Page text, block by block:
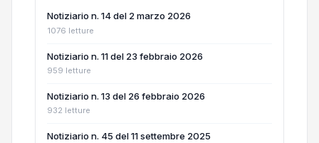
Notiziario n. 14 del 2 marzo 2026
1076 letture
Notiziario n. 11 del 23 febbraio 2026
959 letture
Notiziario n. 13 del 26 febbraio 2026
932 letture
Notiziario n. 45 del 11 settembre 2025